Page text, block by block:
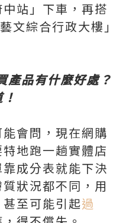
站」下車，再搭
文綜合行政大樓」
品有什麼好處？
會問，現在網購
地跑一趟實體店
成分表就能下決
狀況都不同，用
至可能引起過